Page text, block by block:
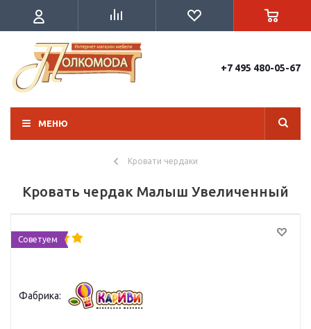
+7 495 480-05-67
МЕНЮ
Кровати чердаки
Кровать чердак Малыш Увеличенный
Советуем
Фабрика: